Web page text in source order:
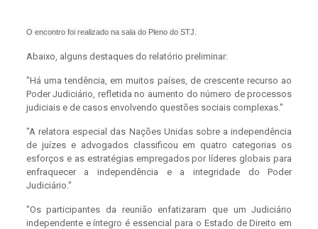
O encontro foi realizado na sala do Pleno do STJ.
Abaixo, alguns destaques do relatório preliminar:
"Há uma tendência, em muitos países, de crescente recurso ao
Poder Judiciário, refletida no aumento do número de processos
judiciais e de casos envolvendo questões sociais complexas."
"A relatora especial das Nações Unidas sobre a independência
de juízes e advogados classificou em quatro categorias os
esforços e as estratégias empregados por líderes globais para
enfraquecer a independência e a integridade do Poder
Judiciário."
"Os participantes da reunião enfatizaram que um Judiciário
independente e íntegro é essencial para o Estado de Direito em